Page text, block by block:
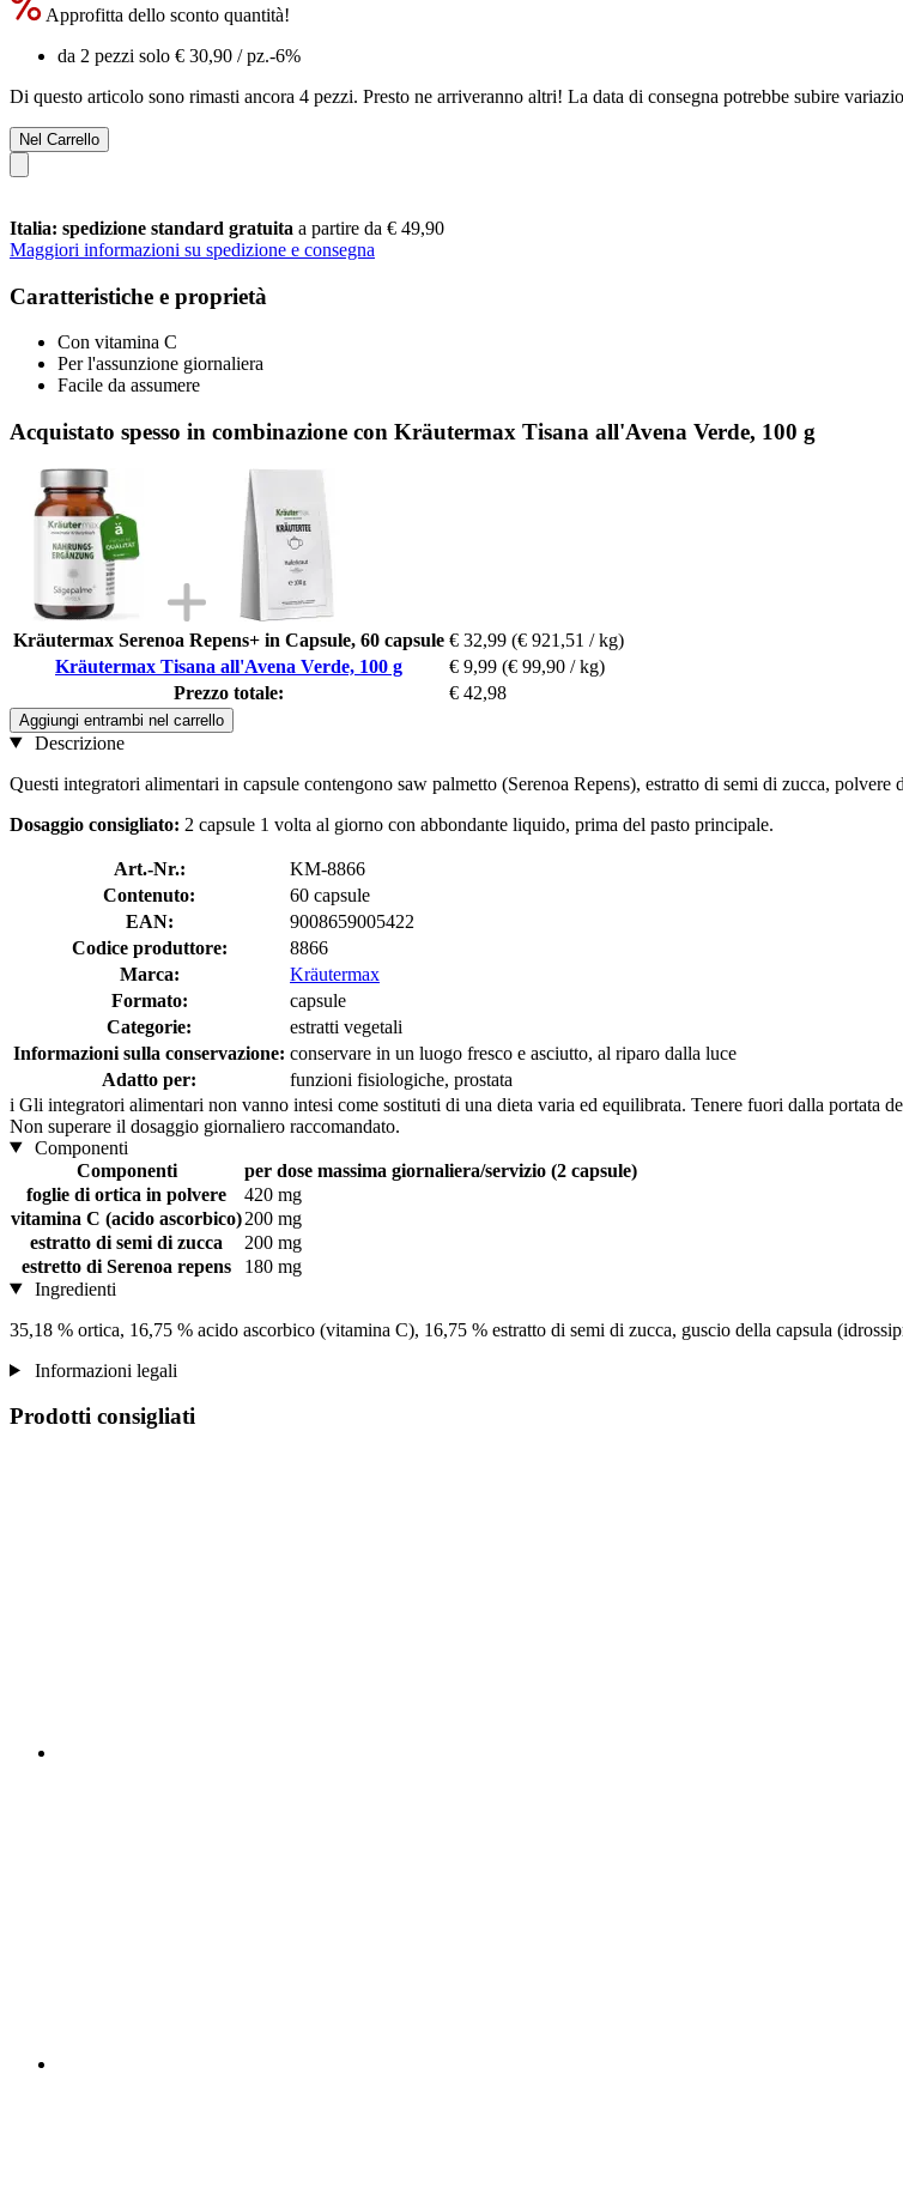
Approfitta dello sconto quantità!
da 2 pezzi solo € 30,90 / pz.-6%
Di questo articolo sono rimasti ancora 4 pezzi. Presto ne arriveranno altri! La data di consegna potrebbe subire
Nel Carrello
Italia: spedizione standard gratuita a partire da € 49,90
Maggiori informazioni su spedizione e consegna
Caratteristiche e proprietà
Con vitamina C
Per l'assunzione giornaliera
Facile da assumere
Acquistato spesso in combinazione con Kräutermax Tisana all'Avena Verde, 100 g
Kräutermax Serenoa Repens+ in Capsule, 60 capsule € 32,99 (€ 921,51 / kg)
Kräutermax Tisana all'Avena Verde, 100 g
€ 9,99 (€ 99,90 / kg)
Prezzo totale:
€ 42,98
Aggiungi entrambi nel carrello
Descrizione
Questi integratori alimentari in capsule contengono saw palmetto (Serenoa Repens), estratto di semi di zucca, polvere
Dosaggio consigliato: 2 capsule 1 volta al giorno con abbondante liquido, prima del pasto principale.
Art.-Nr.:
KM-8866
Contenuto:
60 capsule
EAN:
9008659005422
Codice produttore:
8866
Marca:
Kräutermax
Formato:
capsule
Categorie:
estratti vegetali
Informazioni sulla conservazione: conservare in un luogo fresco e asciutto, al riparo dalla luce
Adatto per:
funzioni fisiologiche, prostata
i Gli integratori alimentari non vanno intesi come sostituti di una dieta varia ed equilibrata. Tenere fuori dalla portata
Non superare il dosaggio giornaliero raccomandato.
Componenti
Componenti
per dose massima giornaliera/servizio (2 capsule)
foglie di ortica in polvere
420 mg
vitamina C (acido ascorbico)200 mg
estratto di semi di zucca
200 mg
estretto di Serenoa repens
180 mg
Ingredienti
35,18 % ortica, 16,75 % acido ascorbico (vitamina C), 16,75 % estratto di semi di zucca, guscio della capsula
Informazioni legali
Prodotti consigliati